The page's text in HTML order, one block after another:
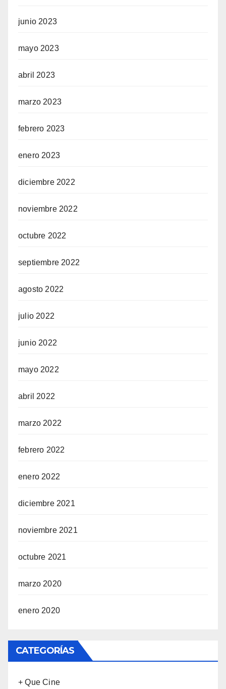
junio 2023
mayo 2023
abril 2023
marzo 2023
febrero 2023
enero 2023
diciembre 2022
noviembre 2022
octubre 2022
septiembre 2022
agosto 2022
julio 2022
junio 2022
mayo 2022
abril 2022
marzo 2022
febrero 2022
enero 2022
diciembre 2021
noviembre 2021
octubre 2021
marzo 2020
enero 2020
CATEGORÍAS
+ Que Cine